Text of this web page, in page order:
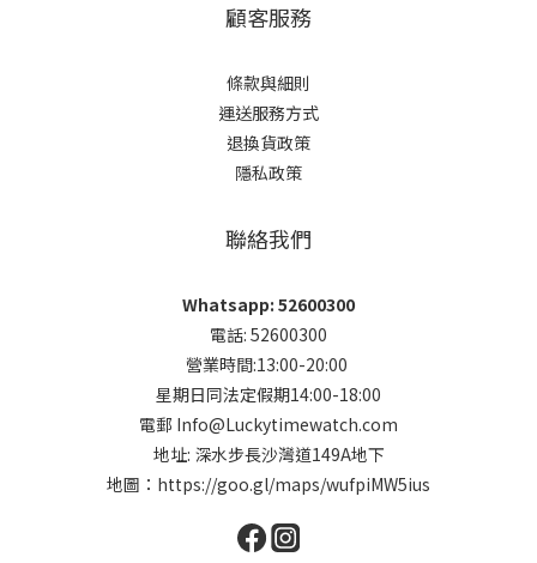
顧客服務
條款與細則
運送服務方式
退換貨政策
隱私政策
聯絡我們
Whatsapp: 52600300
電話: 52600300
營業時間:13:00-20:00
星期日同法定假期14:00-18:00
電郵 Info@Luckytimewatch.com
地址: 深水步長沙灣道149A地下
地圖： https://goo.gl/maps/wufpiMW5ius